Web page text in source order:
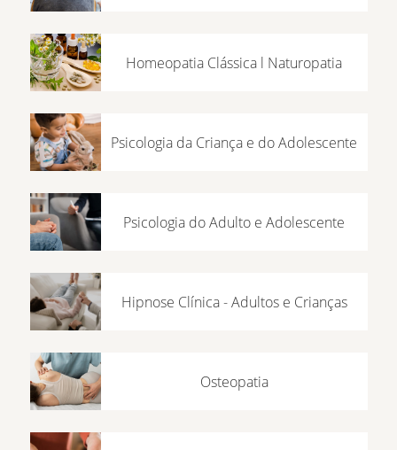
Homeopatia Clássica l Naturopatia
Psicologia da Criança e do Adolescente
Psicologia do Adulto e Adolescente
Hipnose Clínica - Adultos e Crianças
Osteopatia